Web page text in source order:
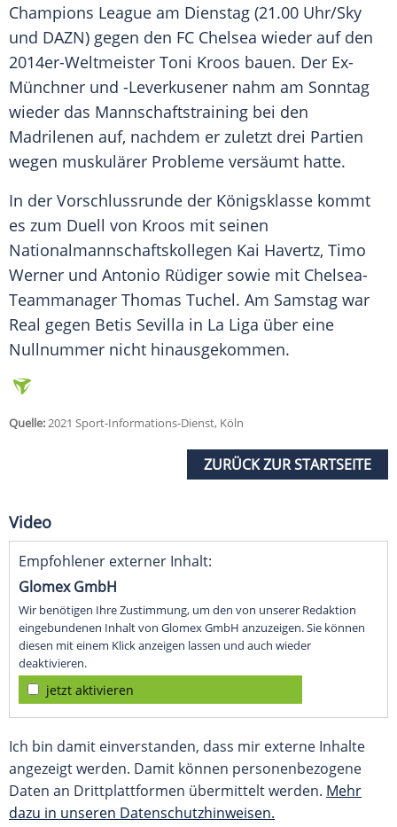
Champions League am Dienstag (21.00 Uhr/Sky
und DAZN) gegen den FC Chelsea wieder auf den
2014er-Weltmeister Toni Kroos bauen. Der Ex-
Münchner und -Leverkusener nahm am Sonntag
wieder das Mannschaftstraining bei den
Madrilenen auf, nachdem er zuletzt drei Partien
wegen muskulärer Probleme versäumt hatte.
In der Vorschlussrunde der Königsklasse kommt
es zum Duell von Kroos mit seinen
Nationalmannschaftskollegen Kai Havertz, Timo
Werner und Antonio Rüdiger sowie mit Chelsea-
Teammanager Thomas Tuchel. Am Samstag war
Real gegen Betis Sevilla in La Liga über eine
Nullnummer nicht hinausgekommen.
Quelle:2021 Sport-Informations-Dienst, Köln
ZURÜCK ZUR STARTSEITE
Video
Empfohlener externer Inhalt:
Glomex GmbH
Wir benötigen Ihre Zustimmung, um den von unserer Redaktion
eingebundenen Inhalt von Glomex GmbH anzuzeigen. Sie können
diesen mit einem Klick anzeigen lassen und auch wieder
deaktivieren.
jetzt aktivieren
Ich bin damit einverstanden, dass mir externe Inhalte
angezeigt werden. Damit können personenbezogene
Daten an Drittplattformen übermittelt werden. Mehr
dazu in unseren Datenschutzhinweisen.